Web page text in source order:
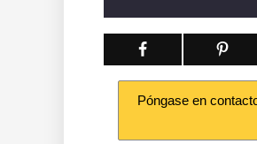
Póngase en